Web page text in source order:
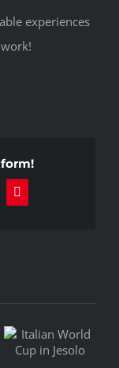
experiences
E-
Mail